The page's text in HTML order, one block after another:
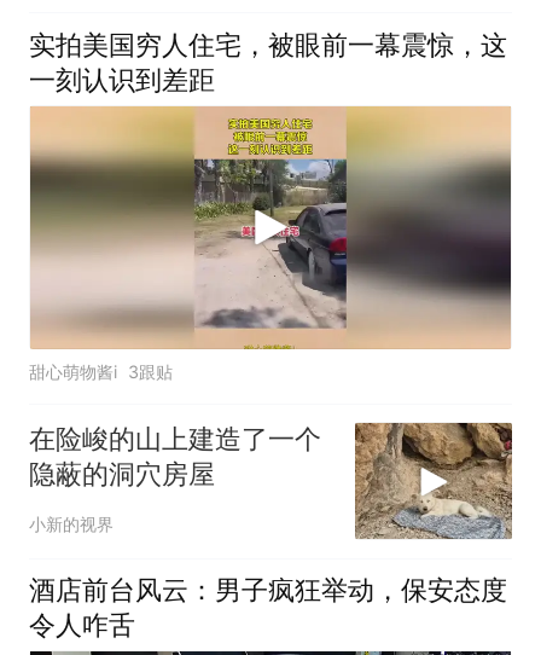
实拍美国穷人住宅，被眼前一幕震惊，这
一刻认识到差距
甜心萌物酱i 3跟贴
在险峻的山上建造了一个
隐蔽的洞穴房屋
小新的视界
酒店前台风云：男子疯狂举动，保安态度
令人咋舌